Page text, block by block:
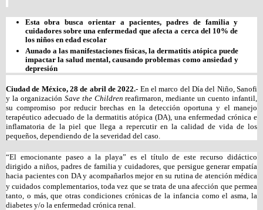
Esta obra busca orientar a pacientes, padres de familia y
cuidadores sobre una enfermedad que afecta a cerca del 10% de
los niños en edad escolar
Aunado a las manifestaciones físicas, la dermatitis atópica puede
impactar la salud mental, causando problemas como ansiedad y
depresión
Ciudad de México, 28 de abril de 2022.- En el marco del Día del Niño, Sanofi
y la organización Save the Children reafirmaron, mediante un cuento infantil,
su compromiso por reducir brechas en la detección oportuna y el manejo
terapéutico adecuado de la dermatitis atópica (DA), una enfermedad crónica e
inflamatoria de la piel que llega a repercutir en la calidad de vida de los
pequeños, dependiendo de la severidad del caso
“El emocionante paseo a la playa” es el título de este recurso didáctico
dirigido a niños, padres de familia y cuidadores, que persigue generar empatía
hacia pacientes con DA y acompañarlos mejor en su rutina de atención médica
y cuidados complementarios, toda vez que se trata de una afección que permea
tanto, o más, que otras condiciones crónicas de la infancia como el asma, la
diabetes y/o la enfermedad crónica renal.